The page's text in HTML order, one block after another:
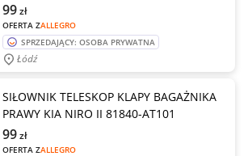
OFERTA ZALLEGRO
99zł
SPRZEDAJĄCY: OSOBA PRYWATNA
Łódź
SIŁOWNIK TELESKOP KLAPY BAGAŻNIKA
PRAWY KIA NIRO II 81840-AT101
OFERTA ZALLEGRO
99zł